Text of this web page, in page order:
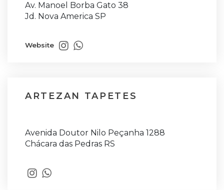
Av. Manoel Borba Gato 38
Jd. Nova America SP
Website
ARTEZAN TAPETES
Avenida Doutor Nilo Peçanha 1288
Chácara das Pedras RS